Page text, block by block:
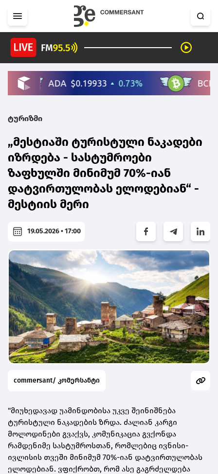
ტურიზმი
„მესტიაში ტურისტული ნაკადები
იზრდება - სასტუმროები
ზაფხულში მინიმუმ 70%-იან
დატვირთულობას ელოდებიან“ -
მესტიის მერი
19.05.2026 • 17:00
commersant/ კომერსანტი
"მიუხედავად უამინდობისა უკვე შეინიშნება
ტურისტული ნაკადების ზრდა. ძალიან კარგი
მოლოდინები გვაქვს, კომუნიკაცია გვქონდა
რამდენიმე სასტუმროსთან, რომლებიც ივნისი-
ივლისის თვეში მინიმუმ 70%-იან დატვირთულობას
ელოდებიან. ვფიქრობთ, რომ ასე გაგრძელდება